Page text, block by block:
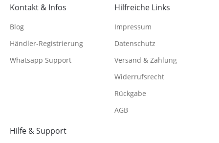
Hilfe & Support
Kontakt & Infos
Blog
Händler-Registrierung
Whatsapp Support
Hilfreiche Links
Impressum
Datenschutz
Versand & Zahlung
Widerrufsrecht
Rückgabe
AGB